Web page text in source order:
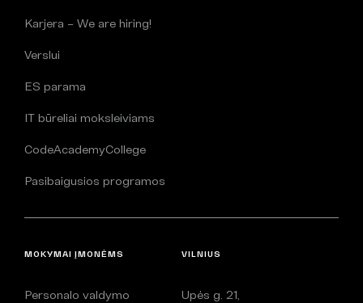
Karjera – We are hiring!
Verslui
ES parama
IT būreliai moksleiviams
CodeAcademyCollege
Pasibaigusios programos
MOKYMAI ĮMONĖMS
Personalo valdymo
VILNIUS
Upės g. 21,